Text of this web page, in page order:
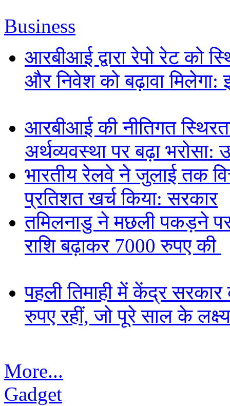
Business
आरबीआई द्वारा रेपो रेट को
और निवेश को बढ़ावा मिलेगा:
आरबीआई की नीतिगत
अर्थव्यवस्था पर बढ़ा भरोसा:
भारतीय रेलवे ने जुलाई तक
प्रतिशत खर्च किया: सरकार
तमिलनाडु ने मछली पकड़ने पर
राशि बढ़ाकर 7000 रुपए की
पहली तिमाही में केंद्र सरकार
रुपए रहीं, जो पूरे साल के
More...
Gadget